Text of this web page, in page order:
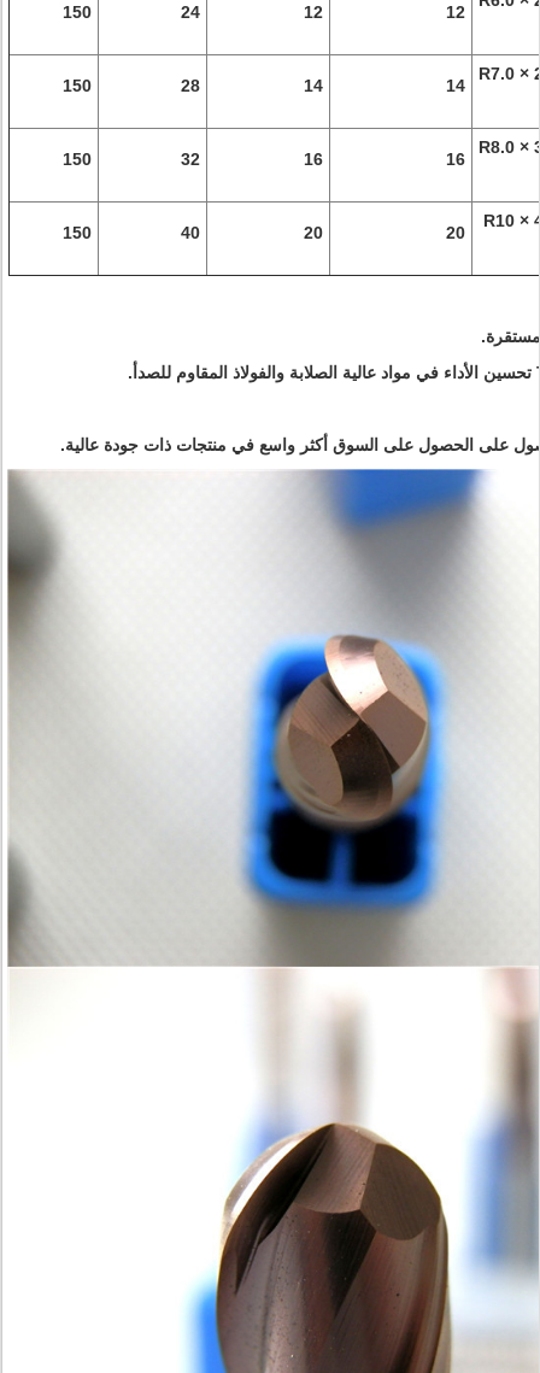
12
12
24
150
R7.0 ×
14
14
28
150
R8.0 ×
16
16
32
150
R10 ×
20
20
40
150
مستقرة.
على الحصول على السوق أكثر واسع في منتجات ذات جودة عالية.